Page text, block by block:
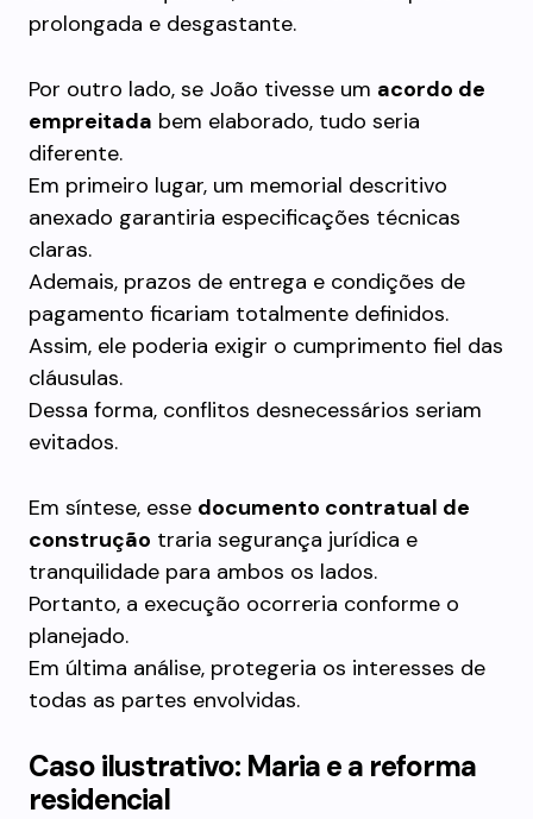
prolongada e desgastante.
Por outro lado, se João tivesse um acordo de
empreitada bem elaborado, tudo seria
diferente.
Em primeiro lugar, um memorial descritivo
anexado garantiria especificações técnicas
claras.
Ademais, prazos de entrega e condições de
pagamento ficariam totalmente definidos.
Assim, ele poderia exigir o cumprimento fiel das
cláusulas.
Dessa forma, conflitos desnecessários seriam
evitados.
Em síntese, esse documento contratual de
construção traria segurança jurídica e
tranquilidade para ambos os lados.
Portanto, a execução ocorreria conforme o
planejado.
Em última análise, protegeria os interesses de
todas as partes envolvidas.
Caso ilustrativo: Maria e a reforma
residencial